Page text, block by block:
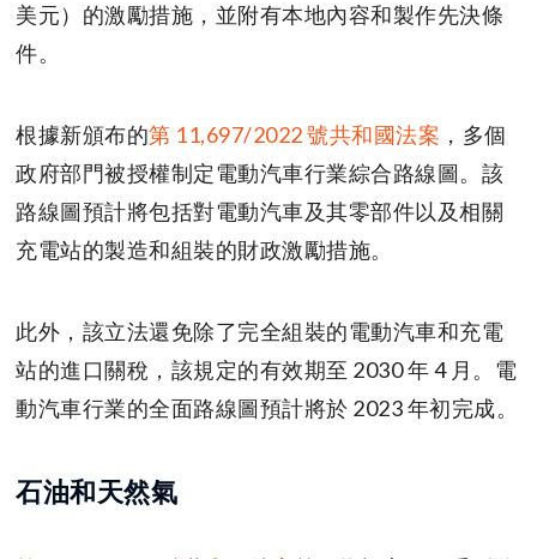
美元）的激勵措施，並附有本地內容和製作先決條
件。
根據新頒布的第 11,697/2022 號共和國法案 ，多個
政府部門被授權制定電動汽車行業綜合路線圖。該
路線圖預計將包括對電動汽車及其零部件以及相關
充電站的製造和組裝的財政激勵措施。
此外，該立法還免除了完全組裝的電動汽車和充電
站的進口關稅，該規定的有效期至 2030 年 4 月。電
動汽車行業的全面路線圖預計將於 2023 年初完成。
石油和天然氣